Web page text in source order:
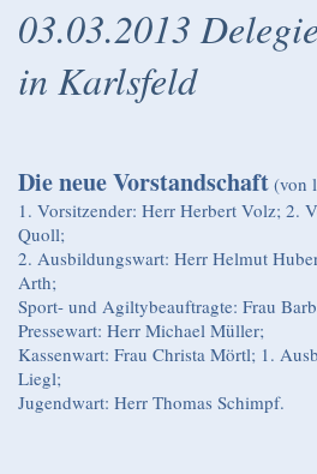
03.03.2013
in Karlsfeld
Die neue Vorstandschaft (von
1. Vorsitzender: Herr Herbert Volz; 2.
Quoll;
2. Ausbildungswart: Herr Helmut
Arth;
Sport- und Agiltybeauftragte: Frau
Pressewart: Herr Michael Müller;
Kassenwart: Frau Christa Mörtl; 1.
Liegl;
Jugendwart: Herr Thomas Schimpf.